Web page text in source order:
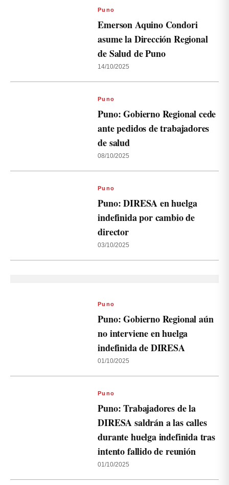
Puno
Emerson Aquino Condori
asume la Dirección Regional
de Salud de Puno
14/10/2025
Puno
Puno: Gobierno Regional cede
ante pedidos de trabajadores
de salud
08/10/2025
Puno
Puno: DIRESA en huelga
indefinida por cambio de
director
03/10/2025
Puno
Puno: Gobierno Regional aún
no interviene en huelga
indefinida de DIRESA
01/10/2025
Puno
Puno: Trabajadores de la
DIRESA saldrán a las calles
durante huelga indefinida tras
intento fallido de reunión
01/10/2025